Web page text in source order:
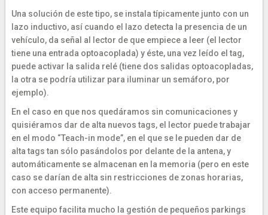
Una solución de este tipo, se instala típicamente junto con un
lazo inductivo, así cuando el lazo detecta la presencia de un
vehículo, da señal al lector de que empiece a leer (el lector
tiene una entrada optoacoplada) y éste, una vez leído el tag,
puede activar la salida relé (tiene dos salidas optoacopladas,
la otra se podría utilizar para iluminar un semáforo, por
ejemplo).
En el caso en que nos quedáramos sin comunicaciones y
quisiéramos dar de alta nuevos tags, el lector puede trabajar
en el modo “Teach-in mode”, en el que se le pueden dar de
alta tags tan sólo pasándolos por delante de la antena, y
automáticamente se almacenan en la memoria (pero en este
caso se darían de alta sin restricciones de zonas horarias,
con acceso permanente).
Este equipo facilita mucho la gestión de pequeños parkings